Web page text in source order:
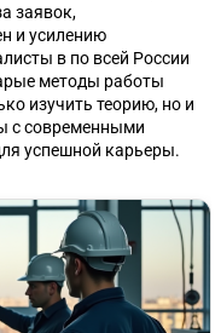
заявок,
и усилению
в по всей России
методы работы
изучить теорию, но и
с современными
успешной карьеры.